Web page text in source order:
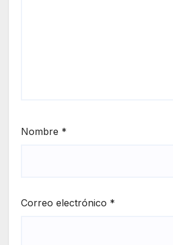
Nombre *
Correo electrónico *